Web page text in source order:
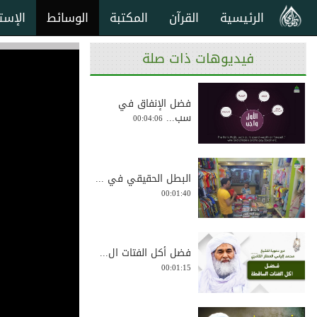
الوسائط المكتبة القرآن الرئيسية
فيديوهات ذات صلة
فضل الإنفاق في
سب... 00:04:06
البطل الحقيقي في ...
00:01:40
فضل أكل الفتات ال...
00:01:15